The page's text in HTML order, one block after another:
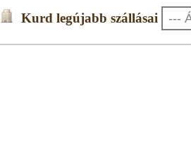
Kurd legújabb szállásai